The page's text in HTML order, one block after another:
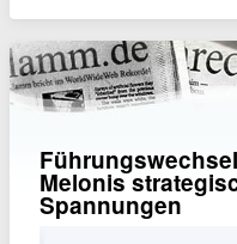
Melonis
Spannungen